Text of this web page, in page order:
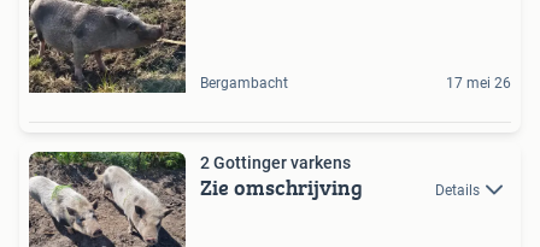
Bergambacht 17 mei 26
2 Gottinger varkens
Zie omschrijving Details